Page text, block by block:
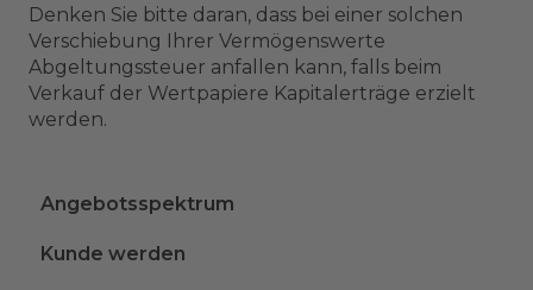
Denken Sie bitte daran, dass bei einer solchen
Verschiebung Ihrer Vermögenswerte
Abgeltungssteuer anfallen kann, falls beim
Verkauf der Wertpapiere Kapitalerträge erzielt
werden.
Angebotsspektrum
Kunde werden